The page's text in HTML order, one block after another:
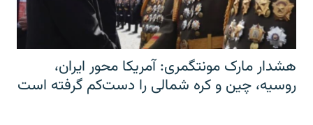
هشدار مارک مونتگمری: آمریکا محور ایران،
روسیه، چین و کره شمالی را دست‌کم گرفته است